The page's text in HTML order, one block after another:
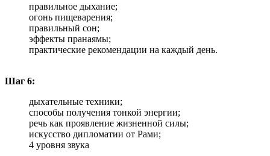
правильное дыхание;
огонь пищеварения;
правильный сон;
эффекты пранаямы;
практические рекомендации на каждый день.
Шаг 6:
дыхательные техники;
способы получения тонкой энергии;
речь как проявление жизненной силы;
искусство дипломатии от Рами;
4 уровня звука